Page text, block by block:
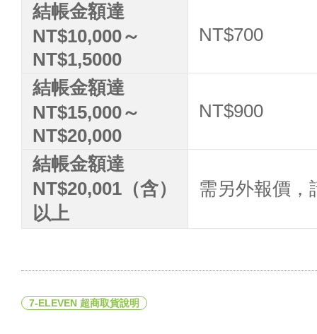
結帳金額達
NT$10,000～
NT$1,5000
NT$700
結帳金額達
NT$15,000～
NT$20,000
NT$900
結帳金額達
NT$20,001（含）
以上
需另外報價，
7-ELEVEN 超商取貨說明